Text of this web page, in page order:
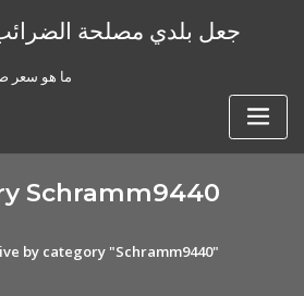
جعل بلدي مصلحة
ما هو سعر
Schramm9440
by category "Schramm9440"